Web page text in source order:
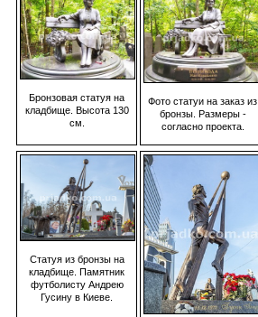
Бронзовая статуя на
кладбище. Высота 130
см.
Фото статуи на заказ из
бронзы. Размеры -
согласно проекта.
Статуя из бронзы на
кладбище. Памятник
футболисту Андрею
Гусину в Киеве.